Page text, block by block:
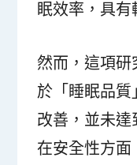
眠效率，具有
然而，這項
於「睡眠品
改善，並未達
在安全性方